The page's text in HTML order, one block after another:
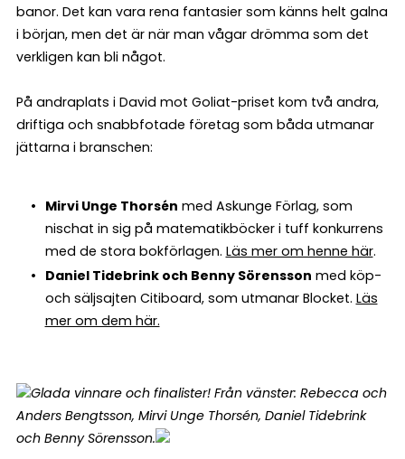
banor. Det kan vara rena fantasier som känns helt galna
i början, men det är när man vågar drömma som det
verkligen kan bli något.
På andraplats i David mot Goliat-priset kom två andra,
driftiga och snabbfotade företag som båda utmanar
jättarna i branschen:
Mirvi Unge Thorsén med Askunge Förlag, som
nischat in sig på matematikböcker i tuff konkurrens
med de stora bokförlagen. Läs mer om henne här.
Daniel Tidebrink och Benny Sörensson med köp-
och säljsajten Citiboard, som utmanar Blocket. Läs
mer om dem här.
Glada vinnare och finalister! Från vänster: Rebecca och
Anders Bengtsson, Mirvi Unge Thorsén, Daniel Tidebrink
och Benny Sörensson.